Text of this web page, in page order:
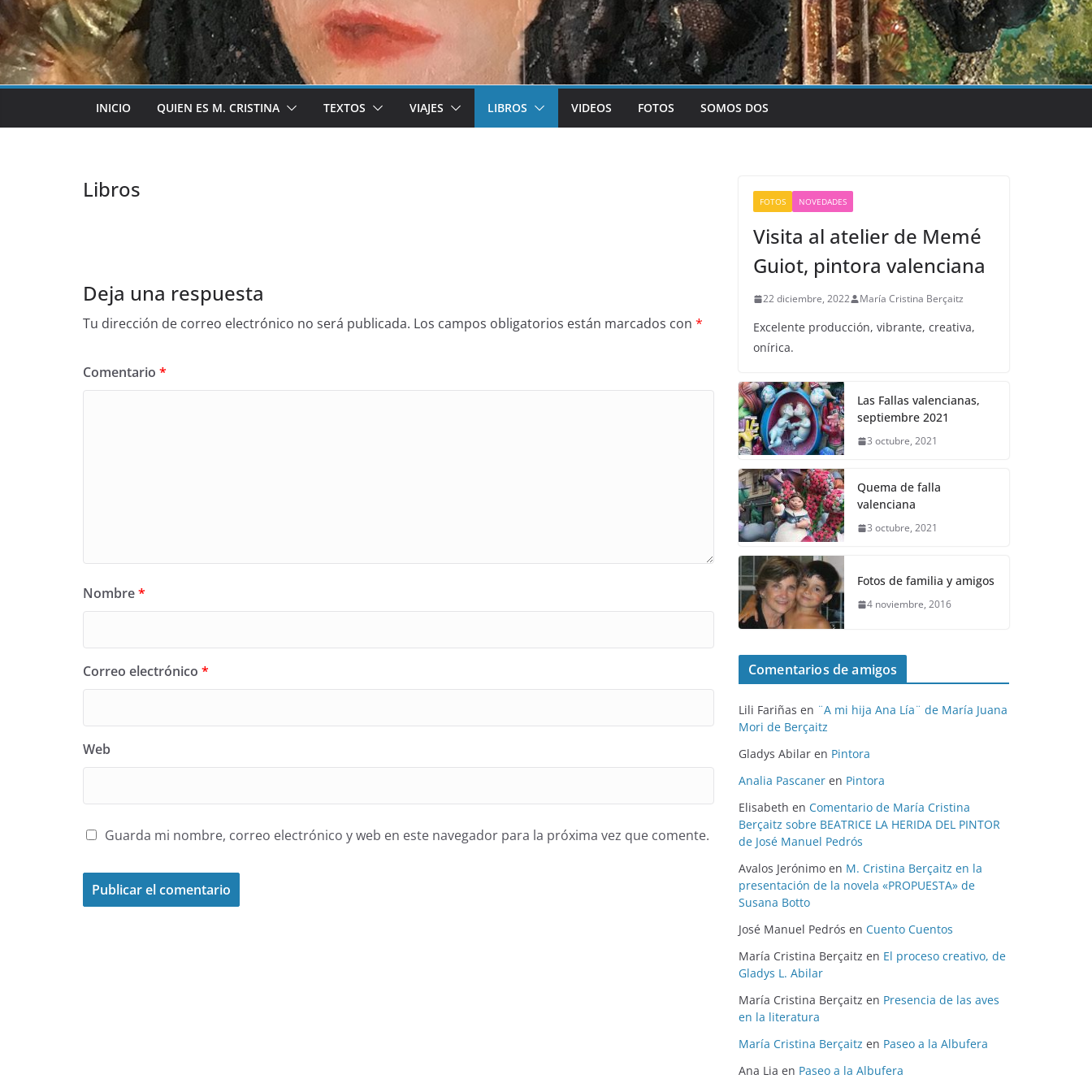
INICIO QUIEN ES M. CRISTINA TEXTOS VIAJES LIBROS VIDEOS FOTOS SOMOS DOS
Libros
Deja una respuesta
Tu dirección de correo electrónico no será publicada. Los campos obligatorios están marcados con *
Comentario *
Nombre*
Correo electrónico *
Web
Guarda mi nombre, correo electrónico y web en este navegador para la próxima vez que comente.
FOTOS NOVEDADES
Visita al atelier de Memé
Guiot, pintora valenciana
22 diciembre, 2022 María Cristina Berçaitz
Excelente producción, vibrante, creativa,
onírica.
Las Fallas valencianas,
septiembre 2021
3 octubre, 2021
Quema de falla
valenciana
3 octubre, 2021
Fotos de familia y amigos
4 noviembre, 2016
Comentarios de amigos
Lili Fariñas en ¨A mi hija Ana Lía¨ de María Juana
Mori de Berçaitz
Gladys Abilar en Pintora
Analia Pascaner en Pintora
Elisabeth en Comentario de María Cristina
Berçaitz sobre BEATRICE LA HERIDA DEL PINTOR
de José Manuel Pedrós
Avalos Jerónimo en M. Cristina Berçaitz en la
presentación de la novela «PROPUESTA» de
Susana Botto
José Manuel Pedrós en Cuento Cuentos
María Cristina Berçaitz en El proceso creativo, de
Gladys L. Abilar
María Cristina Berçaitz en Presencia de las aves
en la literatura
María Cristina Berçaitz en Paseo a la Albufera
Ana Lia en Paseo a la Albufera